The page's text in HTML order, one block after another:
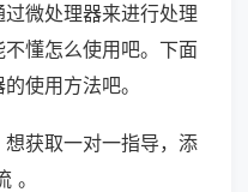
微处理器来进行处理
懂怎么使用吧。下面
使用方法吧。
获取一对一指导，添
。